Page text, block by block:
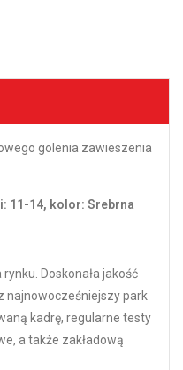
golenia zawieszenia
11-14, kolor: Srebrna
Doskonała jakość
najnowocześniejszy park
kadrę, regularne testy
a także zakładową